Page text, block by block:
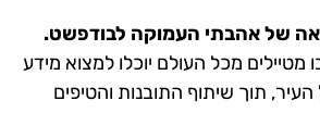
של אהבתי העמוקה לבודפשט.
מטיילים מכל העולם יוכלו למצוא מידע
העיר, תוך שיתוף התובנות והטיפים